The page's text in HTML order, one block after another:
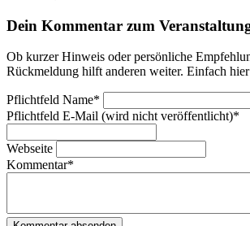
Dein Kommentar zum
Ob kurzer Hinweis oder persönliche
Rückmeldung hilft anderen weiter. Einfach
Pflichtfeld Name*
Pflichtfeld E-Mail (wird nicht veröffentlicht)*
Webseite
Kommentar*